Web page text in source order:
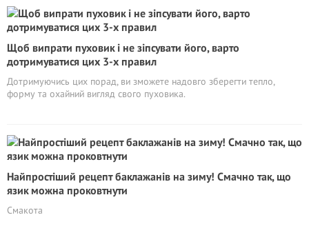
Щоб випрати пуховик і не зіпсувати його, варто
дотримуватися цих 3-х правил
Дотримуючись цих порад, ви зможете надовго зберегти тепло,
форму та охайний вигляд свого пуховика.
Найпростіший рецепт баклажанів на зиму! Смачно так, що
язик можна проковтнути
Смакота